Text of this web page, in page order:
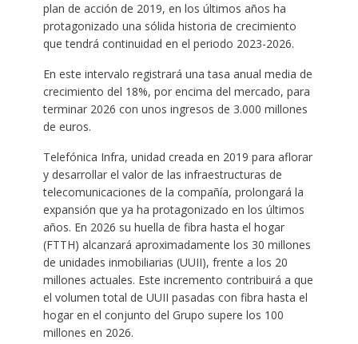
plan de acción de 2019, en los últimos años ha
protagonizado una sólida historia de crecimiento
que tendrá continuidad en el periodo 2023-2026.
En este intervalo registrará una tasa anual media de
crecimiento del 18%, por encima del mercado, para
terminar 2026 con unos ingresos de 3.000 millones
de euros.
Telefónica Infra, unidad creada en 2019 para aflorar
y desarrollar el valor de las infraestructuras de
telecomunicaciones de la compañía, prolongará la
expansión que ya ha protagonizado en los últimos
años. En 2026 su huella de fibra hasta el hogar
(FTTH) alcanzará aproximadamente los 30 millones
de unidades inmobiliarias (UUII), frente a los 20
millones actuales. Este incremento contribuirá a que
el volumen total de UUII pasadas con fibra hasta el
hogar en el conjunto del Grupo supere los 100
millones en 2026.